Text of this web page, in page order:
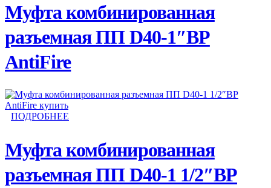
Муфта комбинированная
разъемная ПП D40-1″ВР
AntiFire
ПОДРОБНЕЕ
Муфта комбинированная
разъемная ПП D40-1 1/2″ВР